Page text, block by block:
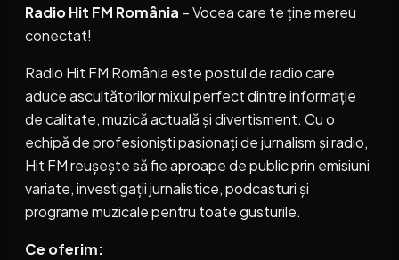
Radio Hit FM România – Vocea care te ține mereu
conectat!
Radio Hit FM România este postul de radio care
aduce ascultătorilor mixul perfect dintre informație
de calitate, muzică actuală și divertisment. Cu o
echipă de profesioniști pasionați de jurnalism și radio,
Hit FM reușește să fie aproape de public prin emisiuni
variate, investigații jurnalistice, podcasturi și
programe muzicale pentru toate gusturile.
Ce oferim: